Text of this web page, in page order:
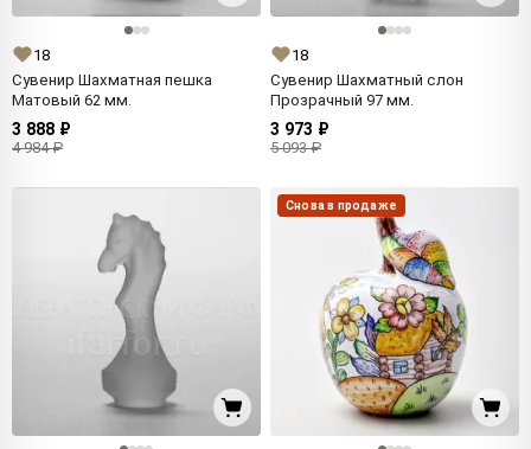
18
Сувенир Шахматная пешка
Матовый 62 мм.
3 888 ₽
4 984 ₽
18
Сувенир Шахматный слон
Прозрачный 97 мм.
3 973 ₽
5 093 ₽
Снова в продаже